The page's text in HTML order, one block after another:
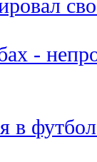
-
в